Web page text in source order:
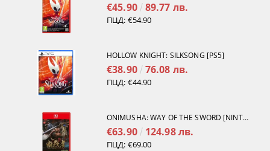
€45.90 89.77 лв.
ПЦД: €54.90
HOLLOW KNIGHT: SILKSONG [PS5]
€38.90 76.08 лв.
ПЦД: €44.90
ONIMUSHA: WAY OF THE SWORD [NINTENDO SWITCH 2]
€63.90 124.98 лв.
ПЦД: €69.00